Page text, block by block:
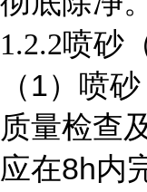
1.2.2喷砂
（1）喷
质量检查
应在8h内